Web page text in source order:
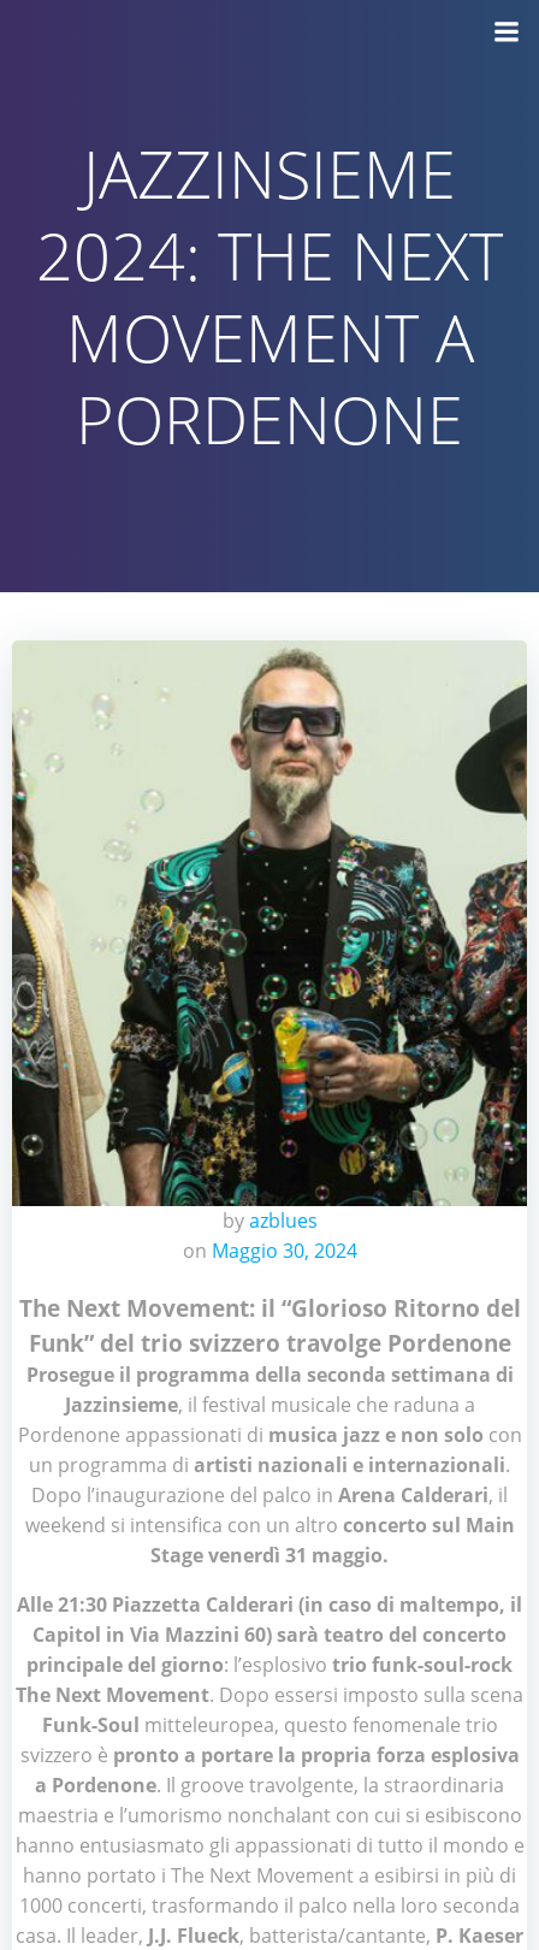
JAZZINSIEME
2024: THE NEXT
MOVEMENT A
PORDENONE
byazblues
on Maggio 30, 2024
The Next Movement: il “Glorioso Ritorno del
Funk” del trio svizzero travolge Pordenone
Prosegue il programma della seconda settimana di
Jazzinsieme, il festival musicale che raduna a
Pordenone appassionati di musica jazz e non solo con
un programma di artisti nazionali e internazionali.
Dopo l’inaugurazione del palco in Arena Calderari, il
weekend si intensifica con un altro concerto sul Main
Stagevenerdì 31 maggio.
Alle 21:30 Piazzetta Calderari (in caso di maltempo, il
Capitol in Via Mazzini 60) sarà teatro del concerto
principale del giorno: l’esplosivo trio funk-soul-rock
The Next Movement. Dopo essersi imposto sulla scena
Funk-Soul mitteleuropea, questo fenomenale trio
svizzero è pronto a portare la propria forza esplosiva
a Pordenone. Il groove travolgente, la straordinaria
maestria e l’umorismo nonchalant con cui si esibiscono
hanno entusiasmato gli appassionati di tutto il mondo e
hanno portato i The Next Movement a esibirsi in più di
1000 concerti, trasformando il palco nella loro seconda
casa. Il leader, J.J. Flueck, batterista/cantante, P. Kaeser